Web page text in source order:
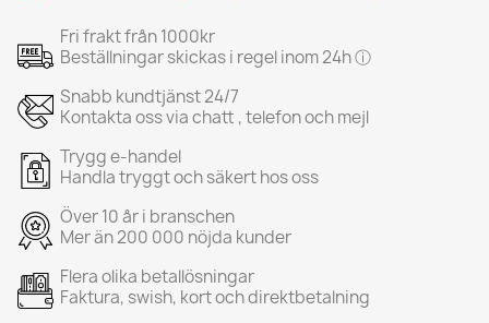
Fri frakt från 1000kr
Beställningar skickas i regel inom 24h ⓘ
Snabb kundtjänst 24/7
Kontakta oss via chatt , telefon och mejl
Trygg e-handel
Handla tryggt och säkert hos oss
Över 10 år i branschen
Mer än 200 000 nöjda kunder
Flera olika betallösningar
Faktura, swish, kort och direktbetalning